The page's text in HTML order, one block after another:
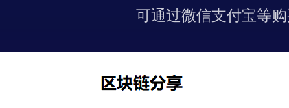
可通过微信支付宝等购